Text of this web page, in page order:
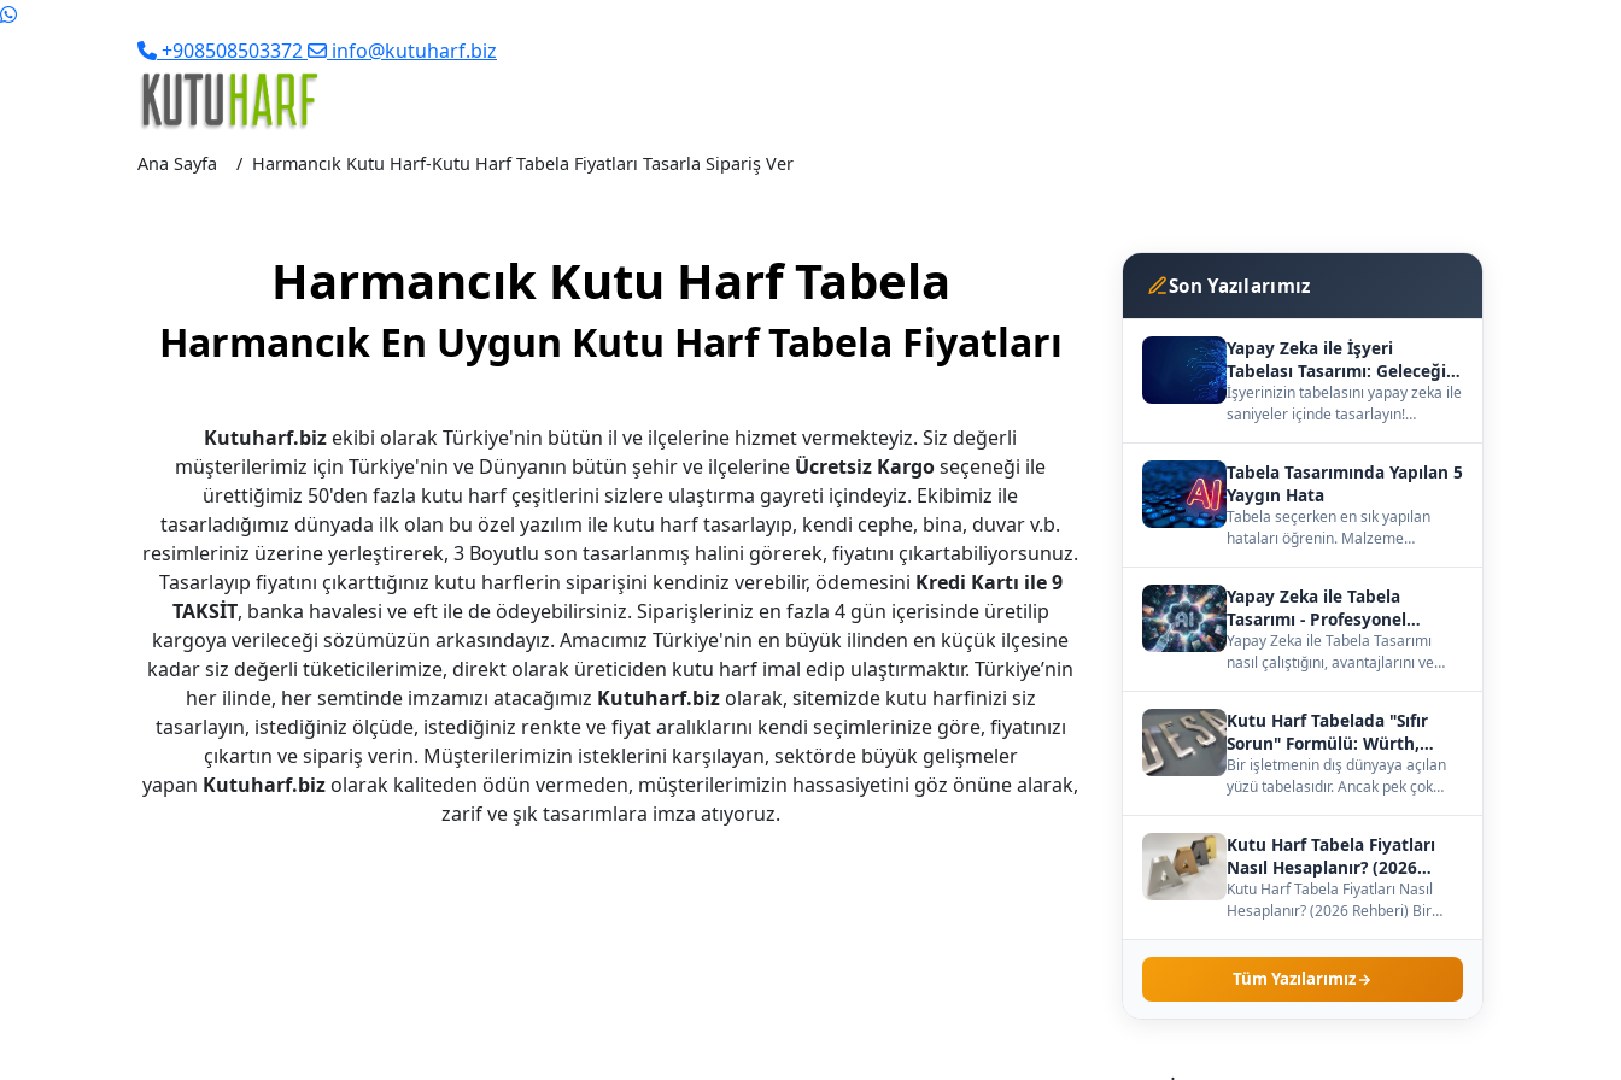
+908508503372 info@kutuharf.biz
Ana Sayfa Harmancık Kutu Harf-Kutu Harf Tabela Fiyatları Tasarla Sipariş Ver
Harmancık Kutu Harf Tabela
Harmancık En Uygun Kutu Harf Tabela Fiyatları
Kutuharf.biz ekibi olarak Türkiye'nin bütün il ve ilçelerine hizmet vermekteyiz. Siz değerli
müşterilerimiz için Türkiye'nin ve Dünyanın bütün şehir ve ilçelerine Ücretsiz Kargoseçeneği ile
ürettiğimiz 50'den fazla kutu harf çeşitlerini sizlere ulaştırma gayreti içindeyiz. Ekibimiz ile
tasarladığımız dünyada ilk olan bu özel yazılım ile kutu harf tasarlayıp, kendi cephe, bina, duvar v.b.
resimleriniz üzerine yerleştirerek, 3 Boyutlu son tasarlanmış halini görerek, fiyatını çıkartabiliyorsunuz.
Tasarlayıp fiyatını çıkarttığınız kutu harflerin siparişini kendiniz verebilir, ödemesini Kredi Kartı ile 9
TAKSİT, banka havalesi ve eft ile de ödeyebilirsiniz. Siparişleriniz en fazla 4 gün içerisinde üretilip
kargoya verileceği sözümüzün arkasındayız. Amacımız Türkiye'nin en büyük ilinden en küçük ilçesine
kadar siz değerli tüketicilerimize, direkt olarak üreticiden kutu harf imal edip ulaştırmaktır. Türkiye’nin
her ilinde, her semtinde imzamızı atacağımız Kutuharf.bizolarak, sitemizde kutu harfinizi siz
tasarlayın, istediğiniz ölçüde, istediğiniz renkte ve fiyat aralıklarını kendi seçimlerinize göre, fiyatınızı
çıkartın ve sipariş verin. Müşterilerimizin isteklerini karşılayan, sektörde büyük gelişmeler
yapan Kutuharf.biz olarak kaliteden ödün vermeden, müşterilerimizin hassasiyetini göz önüne alarak,
zarif ve şık tasarımlara imza atıyoruz.
Son Yazılarımız
Yapay Zeka ile İşyeri
Tabelası Tasarımı: Geleceğin
Vitrini
İşyerinizin tabelasını yapay zeka ile
saniyeler içinde tasarlayın!
Tabela Tasarımında Yapılan 5
Yaygın Hata
Tabela seçerken en sık yapılan
hataları öğrenin. Malzeme
Yapay Zeka ile Tabela
Tasarımı - Profesyonel
Kılavuz
Yapay Zeka ile Tabela Tasarımı
nasıl çalıştığını, avantajlarını ve
Kutu Harf Tabelada "Sıfır
Sorun" Formülü: Würth,
Meanwell ve Samsung İş
Birliği
Bir işletmenin dış dünyaya açılan
yüzü tabelasıdır. Ancak pek çok
Kutu Harf Tabela Fiyatları
Nasıl Hesaplanır? (2026
Rehberi)
Kutu Harf Tabela Fiyatları Nasıl
Hesaplanır? (2026 Rehberi) Bir
yaptırmaya karar…
Tüm Yazılarımız